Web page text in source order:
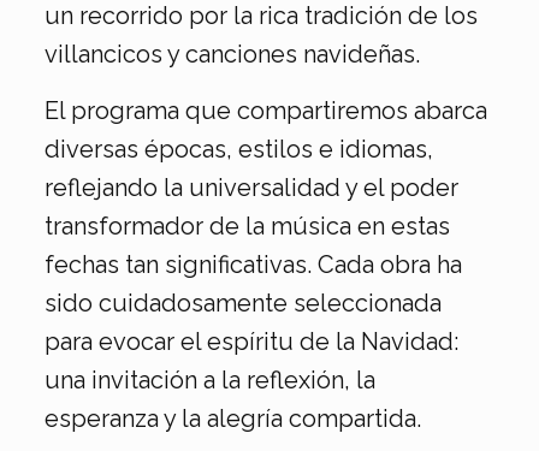
un recorrido por la rica tradición de los
villancicos y canciones navideñas.
El programa que compartiremos abarca
diversas épocas, estilos e idiomas,
reflejando la universalidad y el poder
transformador de la música en estas
fechas tan significativas. Cada obra ha
sido cuidadosamente seleccionada
para evocar el espíritu de la Navidad:
una invitación a la reflexión, la
esperanza y la alegría compartida.